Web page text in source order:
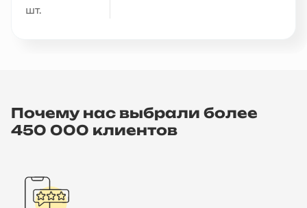
шт.
Почему нас выбрали более
450 000 клиентов